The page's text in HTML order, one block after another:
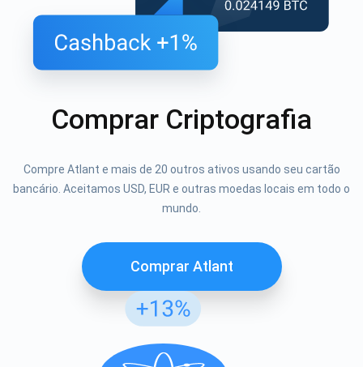
Comprar Criptografia
Compre Atlant e mais de 20 outros ativos usando seu cartão
bancário. Aceitamos USD, EUR e outras moedas locais em todo o
mundo.
Comprar Atlant